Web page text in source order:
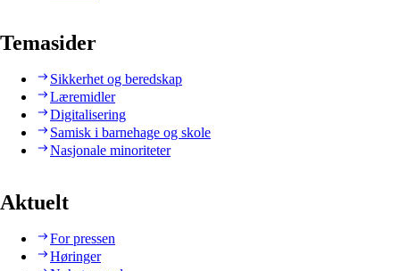
Temasider
Sikkerhet og beredskap
Læremidler
Digitalisering
Samisk i barnehage og skole
Nasjonale minoriteter
Aktuelt
For pressen
Høringer